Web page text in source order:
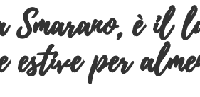
Smarano, è il
estiveper